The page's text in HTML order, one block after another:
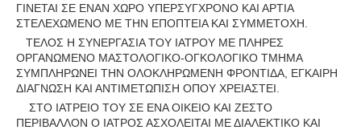
ΓΙΝΕΤΑΙ ΣΕ ΕΝΑΝ ΧΩΡΟ ΥΠΕΡΣΥΓΧΡΟΝΟ ΚΑΙ ΑΡΤΙΑ
ΣΤΕΛΕΧΩΜΕΝΟ ΜΕ ΤΗΝ ΕΠΟΠΤΕΙΑ ΚΑΙ ΣΥΜΜΕΤΟΧΗ.
ΤΕΛΟΣ Η ΣΥΝΕΡΓΑΣΙΑ ΤΟΥ ΙΑΤΡΟΥ ΜΕ ΠΛΗΡΕΣ
ΟΡΓΑΝΩΜΕΝΟ ΜΑΣΤΟΛΟΓΙΚΟ-ΟΓΚΟΛΟΓΙΚΟ ΤΜΗΜΑ
ΣΥΜΠΛΗΡΩΝΕΙ ΤΗΝ ΟΛΟΚΛΗΡΩΜΕΝΗ ΦΡΟΝΤΙΔΑ, ΕΓΚΑΙΡΗ
ΔΙΑΓΝΩΣΗ ΚΑΙ ΑΝΤΙΜΕΤΩΠΙΣΗ ΟΠΟΥ ΧΡΕΙΑΣΤΕΙ.
ΣΤΟ ΙΑΤΡΕΙΟ ΤΟΥ ΣΕ ΕΝΑ ΟΙΚΕΙΟ ΚΑΙ ΖΕΣΤΟ
ΠΕΡΙΒΑΛΛΟΝ Ο ΙΑΤΡΟΣ ΑΣΧΟΛΕΙΤΑΙ ΜΕ ΔΙΑΛΕΚΤΙΚΟ ΚΑΙ